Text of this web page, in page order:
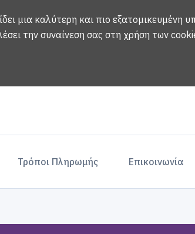
μια καλύτερη και πιο εξατομικευμένη
την συναίνεση σας στη χρήση των
Τρόποι Πληρωμής Επικοινωνία